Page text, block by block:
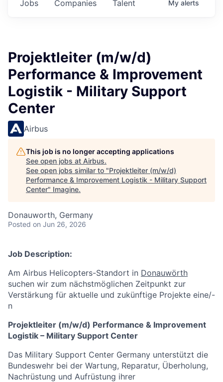
Jobs Companies Talent My alerts
Projektleiter (m/w/d)
Performance & Improvement
Logistik - Military Support
Center
Airbus
This job is no longer accepting applications
See open jobs at Airbus.
See open jobs similar to "Projektleiter (m/w/d)
Performance & Improvement Logistik - Military Support
Center" Imagine.
Donauworth, Germany
Posted on Jun 26, 2026
Job Description:
Am Airbus Helicopters-Standort in Donauwörth
suchen wir zum nächstmöglichen Zeitpunkt zur
Verstärkung für aktuelle und zukünftige Projekte eine/-
n
Projektleiter (m/w/d) Performance & Improvement
Logistik – Military Support Center
Das Military Support Center Germany unterstützt die
Bundeswehr bei der Wartung, Reparatur, Überholung,
Nachrüstung und Aufrüstung ihrer